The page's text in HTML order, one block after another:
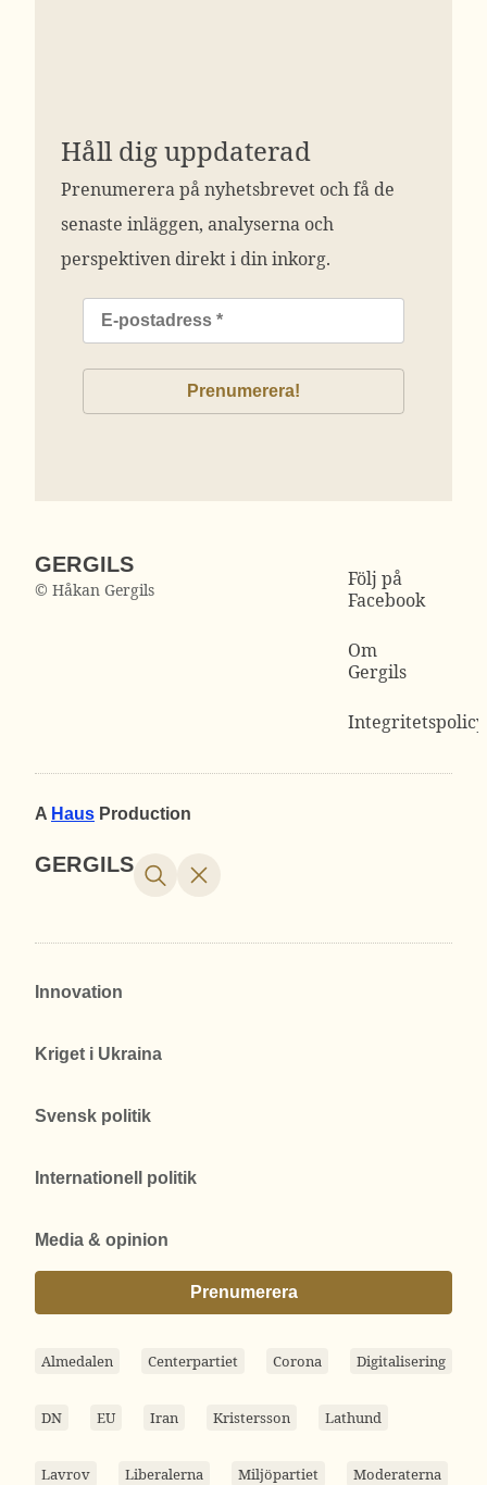
Håll dig uppdaterad
Prenumerera på nyhetsbrevet och få de
senaste inläggen, analyserna och
perspektiven direkt i din inkorg.
GERGILS
© Håkan Gergils
Följ på
Facebook
Om
Gergils
Integritetspolicy
A Haus Production
GERGILS
Innovation
Kriget i Ukraina
Svensk politik
Internationell politik
Media & opinion
Prenumerera
Almedalen Centerpartiet Corona Digitalisering
DN EU Iran Kristersson Lathund
Lavrov Liberalerna Miljöpartiet Moderaterna